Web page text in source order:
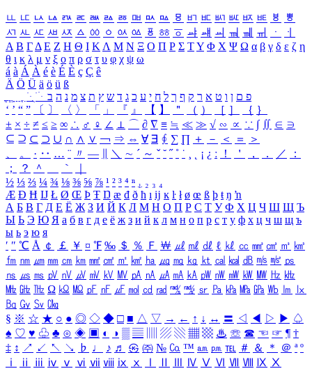
ㅥ ㅦ ㅧ ㅨ ㅩ ㅪ ㅫ ㅬ ㅭ ㅮ ㅯ ㅰ ㅱ ㅲ ㅳ ㅴ ㅵ ㅶ ㅷ ㅸ
ㅹ
ㅺ ㅻ ㅼ ㅽ ㅾ ㅿ ㆀ ㆁ ㆂ ㆃ ㆄ ㆅ ㆆ ㆇ ㆈ ㆉ ㆊ ㆋ ㆌ ㆍ
ㆎ
Α Β ΓΔ Ε Ζ Η Θ Ι ΚΛ Μ Ν Ξ Ο Π Ρ Σ ΤΥ Φ Χ Ψ Ω α β γ δ ε ζ η
θ ι κ λ μ ν ξ ο π ρ σ τ υ φ χ ψ ω
á à Á À é è É È ç Ç ê
Ä Ö Ü ä ö ü ß
ִֶֹ ֻּ ׁׂ פ ם ן ו ט א ר ק ף ך ל ח י ע כ ג ד ש ץ ת צ מ נ ה ב
‘ ’ “ ” 〔 〕 〈 〉 「 」 『 』 【 】 ＂ （ ） ［ ］ ｛ ｝
± × ÷ ≠ ≤ ≥ ∞ ∴ ♂ ♀ ∠ ⊥ ⌒ ∂ ∇ ≡ ≒ ≪ ≫ √ ∽ ∝ ∵ ∫ ∬ ∈ ∋
⊆ ⊇ ⊂ ⊃ ∪ ∩ ∧ ∨ ￢ ⇒ ⇔ ∀ ∃ ∮ ∑ ∏ ＋ － ＜ ＝
＞
、
。 · ‥ … ¨ 〃 ― ＼ ∼ ´ ～ ˇ ˘ ˝ ˚ ˙ ¸ ¡ ¿ ː ！ ＇ ， ． ／
：
；
？ ＾ ｀
½ ⅓ ⅔ ¼ ¾ ⅛ ⅜ ⅝ ⅞ ¹ ² ³ ⁴ ⁿ ₁ ₂ ₃ ₄
Æ Ð Ħ Ĳ Ł Ø Œ Þ Ŧ Ŋ æ đ ð ħ ı ĳ ĸ ŀ ł ø œ ß þ ŧ ŋ ŉ
А Б В Г Д Е Ё Ж З И Й К Л М Н О П Р С Т У Ф Х Ц Ч Ш Щ Ъ
Ы Ь Э Ю Я а б в г д е ё ж з и й к л м н о п р с т у ф х ц ч ш щ ъ
ы ь э ю я
′ ″ ℃ Å ￠ ￡ ￥ ¤ ℉ ‰ ＄ ％ Ｆ ￦ ㎕ ㎖ ㎗ ℓ ㎘ ㏄ ㎣ ㎤ ㎥ ㎦
㎙ ㎚ ㎛ ㎜ ㎝ ㎞ ㎟ ㎠ ㎡ ㎢ ㏊ ㎍ ㎎ ㎏ ㏏ ㎈ ㎉ ㏈ ㎧ ㎨ ㎰
㎱ ㎲ ㎳ ㎴ ㎵ ㎶ ㎷ ㎸ ㎹ ㎀ ㎁ ㎂ ㎃ ㎄ ㎺ ㎻ ㎽ ㎾ ㎿ ㎐ ㎑
㎒ ㎓ ㎔ Ω ㏀ ㏁ ㎊ ㎋ ㎌ ㏖ ㏅ ㎭ ㎮ ㎯ ㏛ ㎩ ㎪ ㎫ ㎬ ㏝ ㏐
㏓
㏃ ㏉ ㏜ ㏆
§ ※ ☆ ★ ○ ● ◎ ◇ ◆ □ ■ △ ▽ → ← ↑ ↓ ↔ 〓 ◁ ◀ ▷ ▶ ♤
♠ ♡ ♥ ♧ ♣ ⊙ ◈ ▣ ◐ ◑ ▒ ▤ ▨ ▧ ▦ ▩ ♨ ☏ ☎ ☜ ☞ ¶ †
‡ ↕ ↗ ↙ ↖ ↘ ♭ ♩ ♪ ♬ ㉿ ㈜ № ㏇ ™ ㏂ ㏘ ℡ ＃ ＆ ＊ ＠ ª º
ⅰ
ⅱ ⅲ ⅳ ⅴ ⅵ ⅶ ⅷ ⅸ ⅹ Ⅳ Ⅴ Ⅵ Ⅶ Ⅷ Ⅸ Ⅹ